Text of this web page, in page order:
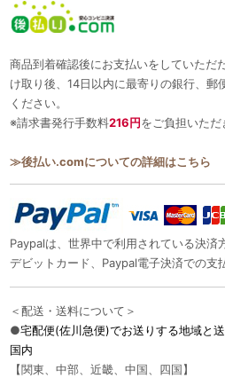
商品到着確認後にお支払いをしていただ
け取り後、14日以内に最寄りの銀行、郵
ください。
※請求書発行手数料216円をご負担いただ
≫後払い.comについての詳細はこちら
Paypalは、世界中で利用されている決済
デビットカード、Paypal電子決済での支
＜配送・送料について＞
●宅配便(佐川急便)でお送りする地域と
国内
【関東、中部、近畿、中国、四国】